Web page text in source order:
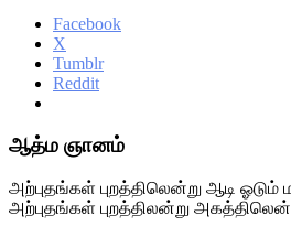
Facebook
X
Tumblr
Reddit
Primary
ஆத்ம ஞானம்
அற்புதங்கள் புறத்திலென்று ஆடி ஓடும்
அற்புதங்கள் புறத்திலன்று